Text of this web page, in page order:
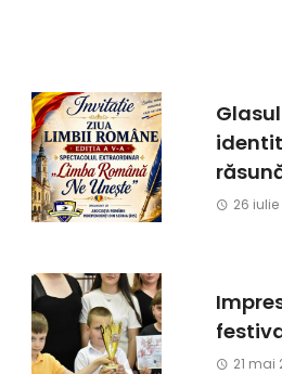
26 iulie
21 mai